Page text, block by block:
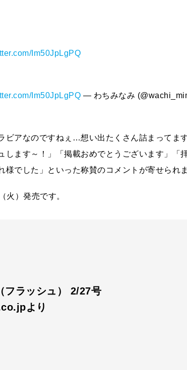
Im50JpLgPQ
Im50JpLgPQ — わちみなみ
ビアなのですねぇ…想い出たくさん詰まってます
します～！」「掲載おめでとうございます」「
でした」といった称賛のコメントが寄せられま
火）発売です。
フラッシュ） 2/27号
より